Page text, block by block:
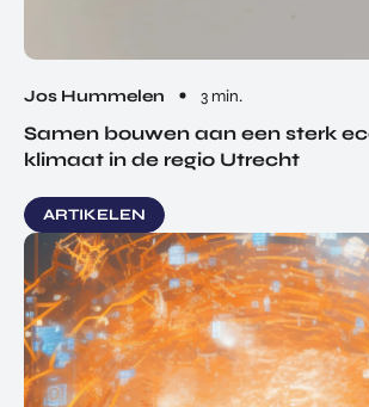
Jos Hummelen 3 min.
Samen bouwen aan een sterk
klimaat in de regio Utrecht
ARTIKELEN